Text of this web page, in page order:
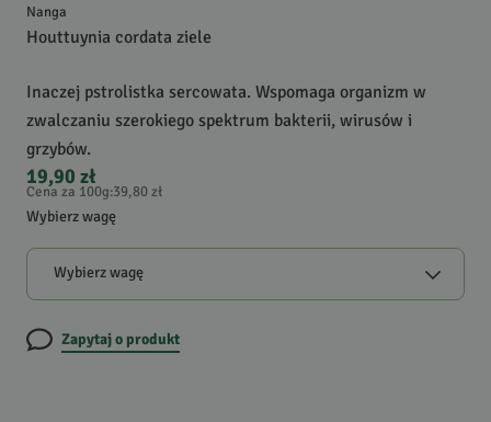
Nanga
Houttuynia cordata ziele
Inaczej pstrolistka sercowata. Wspomaga organizm w
zwalczaniu szerokiego spektrum bakterii, wirusów i
grzybów.
19,90 zł
Cena za 100g:39,80 zł
Wybierz wagę
Wybierz wagę
Zapytaj o produkt